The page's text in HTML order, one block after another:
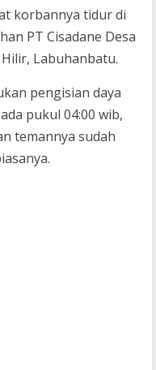
korbannya tidur di
PT Cisadane Desa
Labuhanbatu.
pengisian daya
pukul 04:00 wib,
temannya sudah